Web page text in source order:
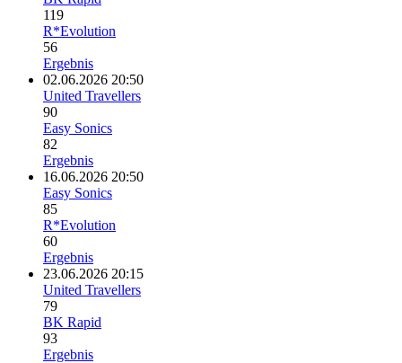
119
R*Evolution
56
Ergebnis
02.06.2026 20:50
United Travellers
90
Easy Sonics
82
Ergebnis
16.06.2026 20:50
Easy Sonics
85
R*Evolution
60
Ergebnis
23.06.2026 20:15
United Travellers
79
BK Rapid
93
Ergebnis